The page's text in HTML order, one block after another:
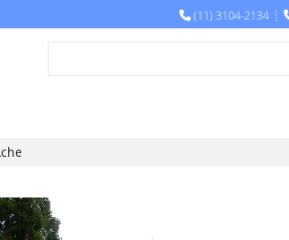
(11) 3104-2134